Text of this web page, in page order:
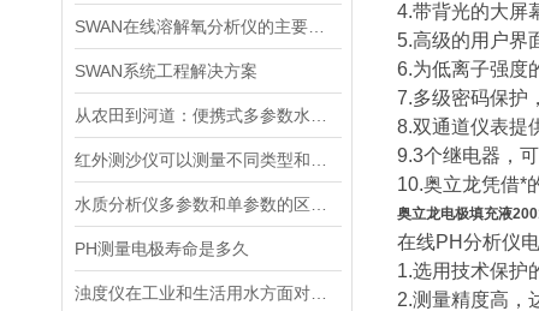
SWAN系统工程解决方案
PH测量电极寿命是多久
4.带背光的大屏
5.高级的用户界
6.为低离子强度
7.多级密码保护
8.双通道仪表提
9.3个继电器，
10.奥立龙凭借*
奥立龙电极填充液
在线PH分析仪
1.选用技术保护
2.测量精度高，